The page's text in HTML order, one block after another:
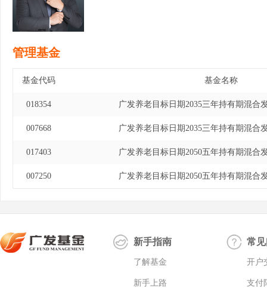
管理基金
基金代码 基金名称
018354 广发养老目标日期2035三年持有期混合
007668 广发养老目标日期2035三年持有期混合
017403 广发养老目标日期2050五年持有期混合
007250 广发养老目标日期2050五年持有期混合
新手指南
了解基金
新手上路
常
开户
支付